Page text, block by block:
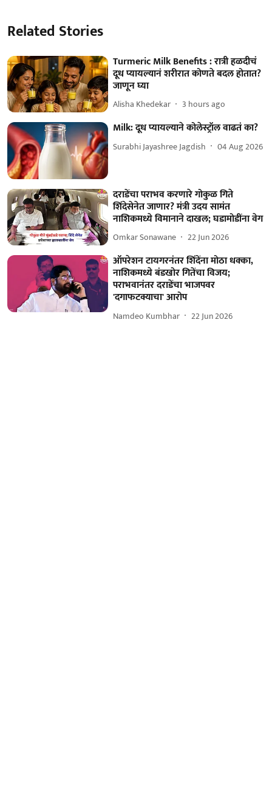
Related Stories
Turmeric Milk Benefits : रात्री हळदीचं
दूध प्यायल्यानं शरीरात कोणते बदल होतात?
जाणून घ्या
Alisha Khedekar 3 hours ago
Milk: दूध प्यायल्याने कोलेस्ट्रॉल वाढतं का?
Surabhi Jayashree Jagdish 04 Aug 2026
दराडेंचा पराभव करणारे गोकुळ गिते
शिंदेसेनेत जाणार? मंत्री उदय सामंत
नाशिकमध्ये विमानाने दाखल; घडामोडींना वेग
Omkar Sonawane 22 Jun 2026
ऑपरेशन टायगरनंतर शिंदेंना मोठा धक्का,
नाशिकमध्ये बंडखोर गितेंचा विजय;
पराभवानंतर दराडेंचा भाजपवर
'दगाफटक्याचा' आरोप
Namdeo Kumbhar 22 Jun 2026